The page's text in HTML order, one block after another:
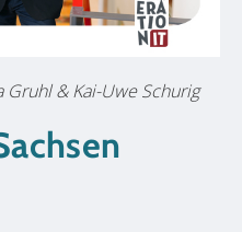
Gruhl & Kai-Uwe Schurig